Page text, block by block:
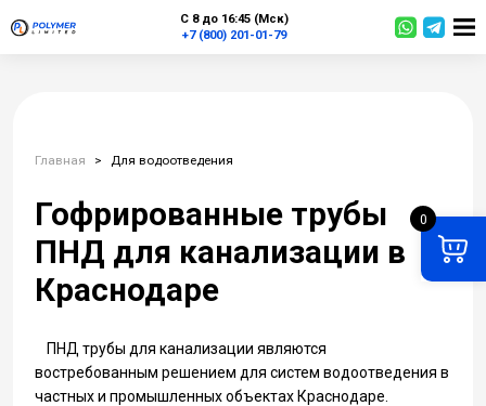
С 8 до 16:45 (Мск)
+7 (800) 201-01-79
0
Главная > Для водоотведения
Гофрированные трубы
ПНД для канализации в
Краснодаре
ПНД трубы для канализации являются
востребованным решением для систем водоотведения в
частных и промышленных объектах Краснодаре